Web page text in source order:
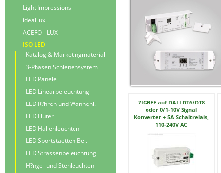
ZIGBEE auf DALI DT6/DT8
oder 0/1-10V Signal
Konverter + 5A Schaltrelais,
110-240V AC
Light Impressions
ideal lux
ACERO - LUX
ISO LED
Katalog & Marketingmaterial
3-Phasen Schienensystem
LED Panele
LED Linearbeleuchtung
LED R?hren und Wannenl.
LED Fluter
LED Hallenleuchten
LED Sportstaetten Bel.
LED Strassenbeleuchtung
H?nge- und Stehleuchten